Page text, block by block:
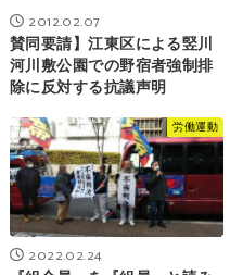
2012.02.07
賛同要請】江東区による竪川
河川敷公園での野宿者強制排
除に反対する抗議声明
労働運動
2022.02.24